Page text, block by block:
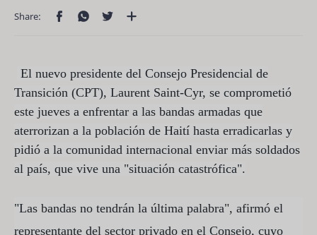
El nuevo presidente del Consejo Presidencial de
Transición (CPT), Laurent Saint-Cyr, se comprometió
este jueves a enfrentar a las bandas armadas que
aterrorizan a la población de Haití hasta erradicarlas y
pidió a la comunidad internacional enviar más soldados
al país, que vive una "situación catastrófica".
"Las bandas no tendrán la última palabra", afirmó el
representante del sector privado en el Consejo, cuyo